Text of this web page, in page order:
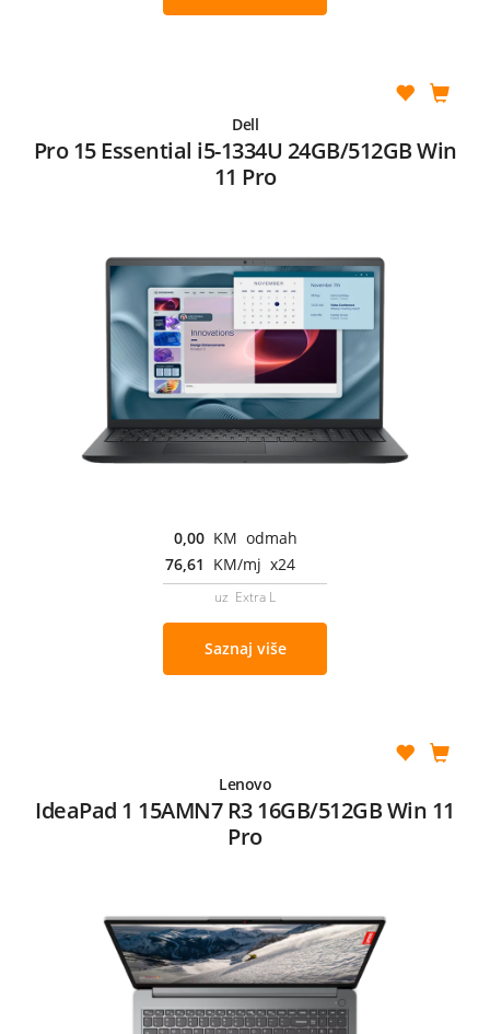
Dell
Pro 15 Essential i5-1334U 24GB/512GB Win
11 Pro
0,00 KM odmah
76,61 KM/mj x24
uz Extra L
Saznaj više
Lenovo
IdeaPad 1 15AMN7 R3 16GB/512GB Win 11
Pro